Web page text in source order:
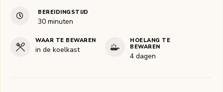
BEREIDINGSTIJD
30minuten
minuten
WAAR TE BEWAREN
in de koelkast
HOELANG TE
BEWAREN
4 dagen